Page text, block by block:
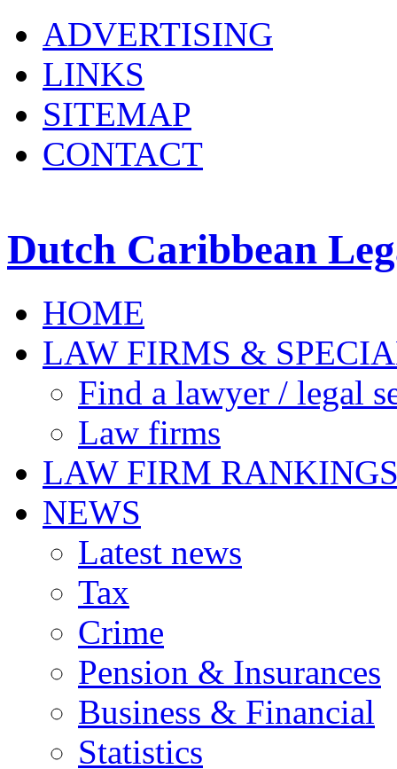
ADVERTISING
LINKS
SITEMAP
CONTACT
Dutch Caribbean
HOME
LAW FIRMS &
Find a lawyer / legal
Law firms
LAW FIRM
NEWS
Latest news
Tax
Crime
Pension & Insurances
Business & Financial
Statistics